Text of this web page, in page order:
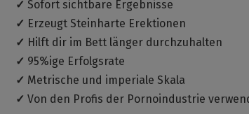
✓ Sofort sichtbare Ergebnisse
✓ Erzeugt Steinharte Erektionen
✓ Hilft dir im Bett länger durchzuhalten
✓ 95%ige Erfolgsrate
✓ Metrische und imperiale Skala
✓ Von den Profis der Pornoindustrie